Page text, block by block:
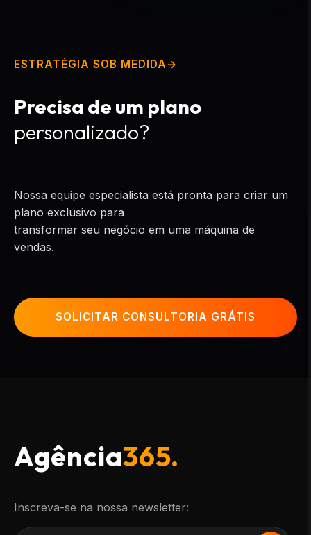
ESTRATÉGIA SOB MEDIDA
Precisa de um plano
personalizado?
Nossa equipe especialista está pronta para criar um
plano exclusivo para
transformar seu negócio em uma máquina de
vendas.
SOLICITAR CONSULTORIA GRÁTIS
Agência365.
Inscreva-se na nossa newsletter: